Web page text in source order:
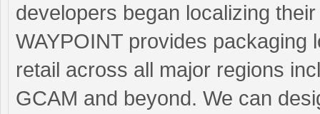
developers began localizing
WAYPOINT provides packaging
retail across all major regions
GCAM and beyond. We can